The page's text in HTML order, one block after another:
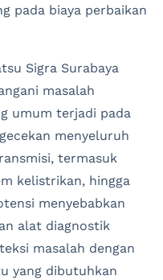
pada biaya perbaikan
Sigra Surabaya
masalah
umum terjadi pada
menyeluruh
termasuk
kelistrikan, hingga
menyebabkan
alat diagnostik
masalah dengan
yang dibutuhkan